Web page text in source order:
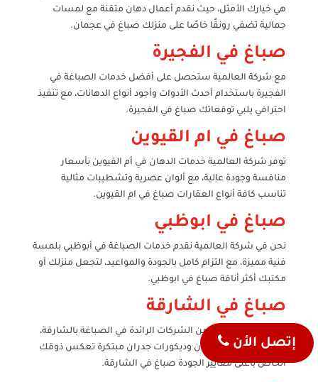
هي خيارك الأمثل، حيث نقدم أعمال دهان متقنة مع لمسات
جمالية تضفي رونقًا خاصًا على منزلك صباغ في عجمان.
صباغ في الفجيرة
مع شركة العالمية ستحصل على أفضل خدمات الصباغة في
الفجيرة باستخدام أحدث الأدوات وأجود أنواع الدهانات، مع تنفيذ
احترافي يلبي توقعاتك صباغ في الفجيرة.
صباغ في ام القيوين
توفر شركة العالمية خدمات الدهان في أم القيوين بأسعار
منافسة وجودة عالية، مع ألوان عصرية وتشطيبات مثالية
تناسب كافة أنواع العقارات صباغ في ام القيوين.
صباغ في ابوظبي
نحن في شركة العالمية نقدم خدمات الصباغة في أبوظبي بلمسة
فنية مميزة، مع التزام كامل بالجودة والمواعيد، لتجعل منزلك أو
مكتبك أكثر أناقة صباغ في ابوظبي.
صباغ في الشارقة
تُعد شركة العالمية من الشركات الرائدة في الصباغة بالشارقة،
حيث نقدم خدمات دهان وديكورات جدران مبتكرة تعكس ذوقك
الخاص بأعلى معايير الجودة صباغ في الشارقة.
إتصل الأن